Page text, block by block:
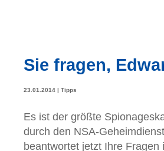
Sie fragen,
23.01.2014 | Tipps
Es ist der größte
durch den NSA-
beantwortet jetzt Ihre Fragen